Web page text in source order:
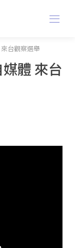
台觀察選舉
體 來台